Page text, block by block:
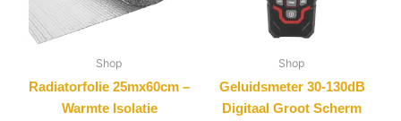
Shop
Radiatorfolie 25mx60cm –
Warmte Isolatie
Shop
Geluidsmeter 30-130dB
Digitaal Groot Scherm